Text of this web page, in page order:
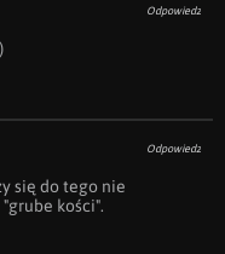
Odpowiedz
Odpowiedz
się do tego nie
kości".